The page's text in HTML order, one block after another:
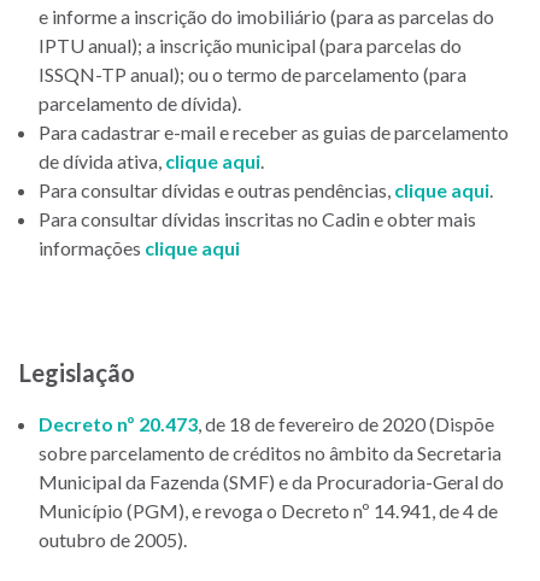
e informe a inscrição do imobiliário (para as parcelas do
IPTU anual); a inscrição municipal (para parcelas do
ISSQN-TP anual); ou o termo de parcelamento (para
parcelamento de dívida).
Para cadastrar e-mail e receber as guias de parcelamento
de dívida ativa, clique aqui.
Para consultar dívidas e outras pendências, clique aqui.
Para consultar dívidas inscritas no Cadin e obter mais
informações clique aqui
Legislação
Decreto nº 20.473, de 18 de fevereiro de 2020 (Dispõe
sobre parcelamento de créditos no âmbito da Secretaria
Municipal da Fazenda (SMF) e da Procuradoria-Geral do
Município (PGM), e revoga o Decreto nº 14.941, de 4 de
outubro de 2005).